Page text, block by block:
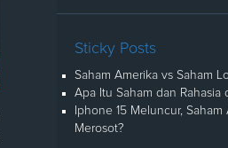
Sticky Posts
Saham Amerika vs Saham
Apa Itu Saham dan Rahasia
Iphone 15 Meluncur, Saham
Merosot?